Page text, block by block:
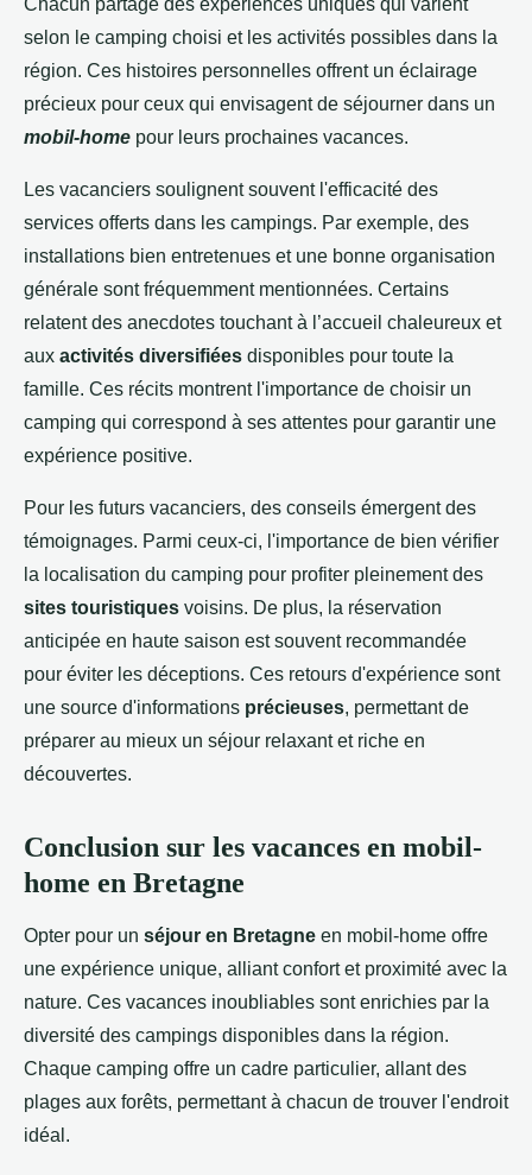
selon le camping choisi et les activités possibles dans la
région. Ces histoires personnelles offrent un éclairage
précieux pour ceux qui envisagent de séjourner dans un
mobil-home pour leurs prochaines vacances.
Les vacanciers soulignent souvent l'efficacité des
services offerts dans les campings. Par exemple, des
installations bien entretenues et une bonne organisation
générale sont fréquemment mentionnées. Certains
relatent des anecdotes touchant à l’accueil chaleureux et
aux activités diversifiées disponibles pour toute la
famille. Ces récits montrent l'importance de choisir un
camping qui correspond à ses attentes pour garantir une
expérience positive.
Pour les futurs vacanciers, des conseils émergent des
témoignages. Parmi ceux-ci, l'importance de bien vérifier
la localisation du camping pour profiter pleinement des
sites touristiques voisins. De plus, la réservation
anticipée en haute saison est souvent recommandée
pour éviter les déceptions. Ces retours d'expérience sont
une source d'informations précieuses, permettant de
préparer au mieux un séjour relaxant et riche en
découvertes.
Conclusion sur les vacances en mobil-
home en Bretagne
Opter pour un séjour en Bretagne en mobil-home offre
une expérience unique, alliant confort et proximité avec la
nature. Ces vacances inoubliables sont enrichies par la
diversité des campings disponibles dans la région.
Chaque camping offre un cadre particulier, allant des
plages aux forêts, permettant à chacun de trouver l'endroit
idéal.